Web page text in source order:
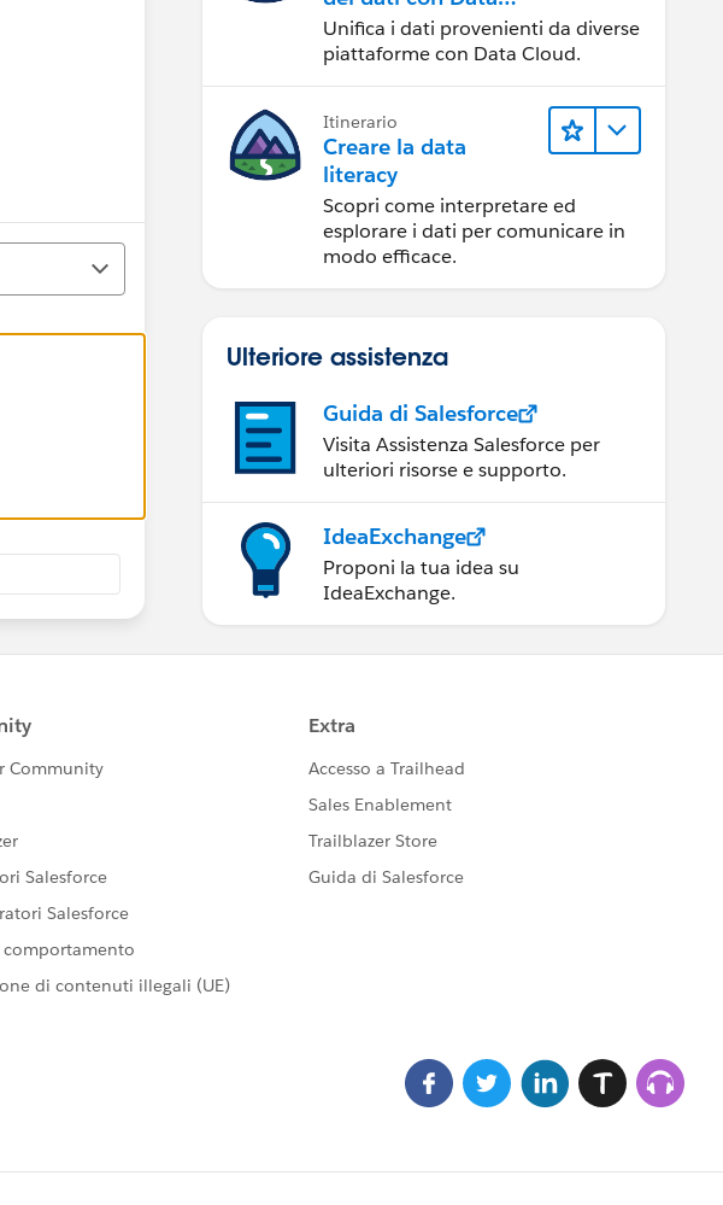
Cloud
Unifica i dati provenienti da diverse
piattaforme con Data Cloud.
Itinerario
Creare la data
literacy
Scopri come interpretare ed
esplorare i dati per comunicare in
modo efficace.
Ulteriore assistenza
Guida di Salesforce
Visita Assistenza Salesforce per
ulteriori risorse e supporto.
IdeaExchange
Proponi la tua idea su
IdeaExchange.